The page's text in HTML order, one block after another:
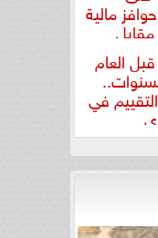
مالية
مقابل
العام
في